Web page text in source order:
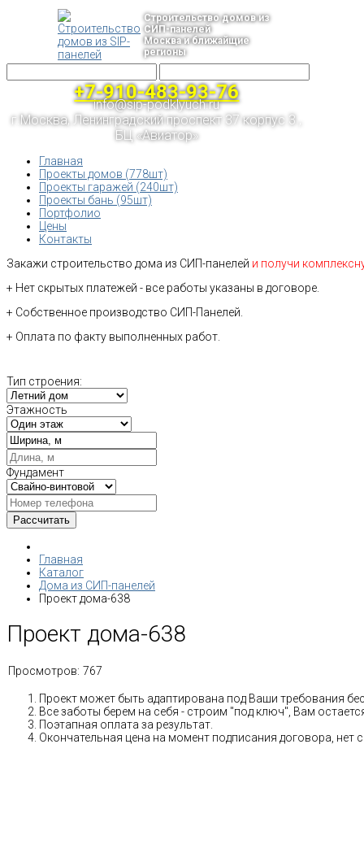
Строительство домов из
СИП-панелей
Москва и ближайщие
регионы
+7-910-483-93-76
info@sip-podklyuch.ru
г.Москва, Ленинградский проспект 37 корпус 3 ,
БЦ «Авиатор»
Главная
Проекты домов (778шт)
Проекты гаражей (240шт)
Проекты бань (95шт)
Портфолио
Цены
Контакты
Закажи строительство дома из СИП-панелей и получи
+ Нет скрытых платежей - все работы указаны в договоре.
+ Собственное производство СИП-Панелей.
+ Оплата по факту выполненных работ.
Тип строения:
Этажность
Фундамент
Главная
Каталог
Дома из СИП-панелей
Проект дома-638
Проект дома-638
Просмотров: 767
Проект может быть адаптирована под Ваши требования
Все заботы берем на себя - строим "под ключ", Вам
Поэтапная оплата за результат.
Окончательная цена на момент подписания договора, нет